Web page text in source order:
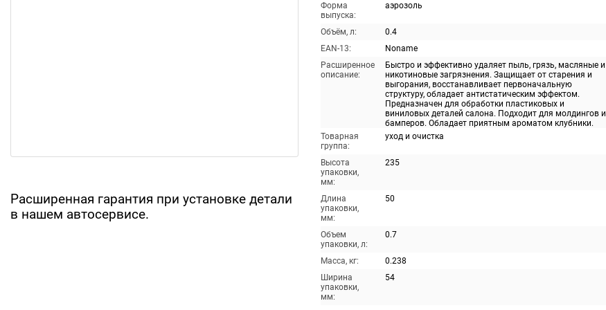
Расширенная гарантия при установке детали
в нашем автосервисе.
Форма
выпуска:
аэрозоль
Объём, л:
0.4
EAN-13:
Noname
Расширенное
описание:
Быстро и эффективно удаляет пыль, грязь, масляные и
никотиновые загрязнения. Защищает от старения и
выгорания, восстанавливает первоначальную
структуру, обладает антистатическим эффектом.
Предназначен для обработки пластиковых и
виниловых деталей салона. Подходит для молдингов и
бамперов. Обладает приятным ароматом клубники.
Товарная
группа:
уход и очистка
Высота
упаковки,
мм:
235
Длина
упаковки,
мм:
50
Объем
упаковки, л:
0.7
Масса, кг:
0.238
Ширина
упаковки,
мм:
54